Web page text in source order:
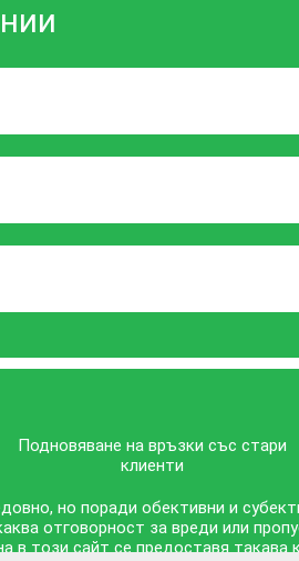
Подновяване на връзки със стари
клиенти
но поради обективни и
отговорност за вреди или
този сайт се предоставя такава